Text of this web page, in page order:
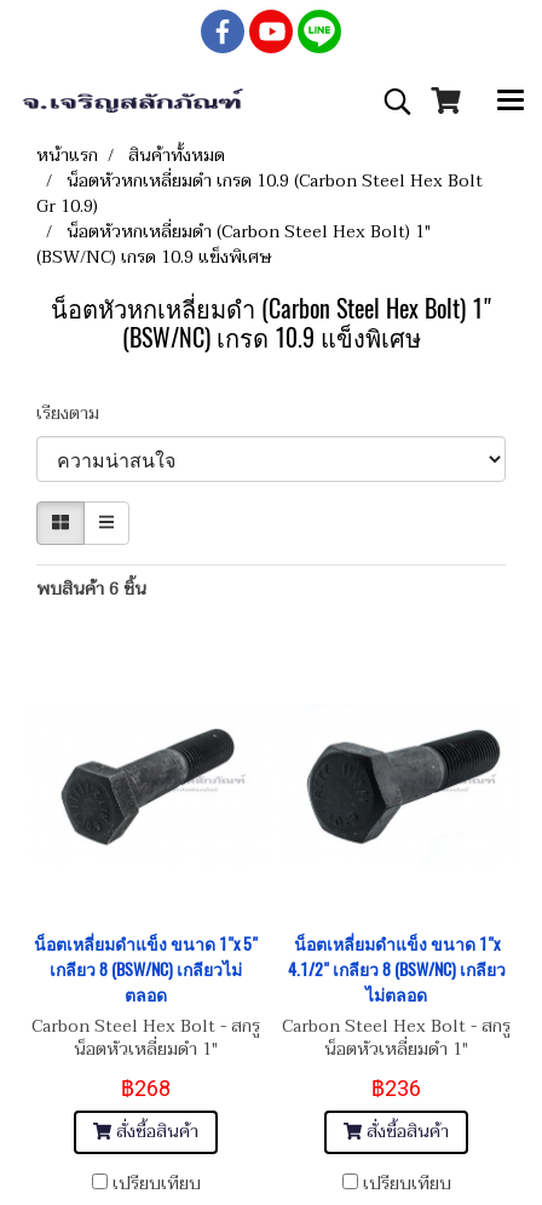
หน้าแรก
สินค้าทั้งหมด
น็อตหัวหกเหลี่ยมดำ เกรด 10.9 (Carbon Steel Hex Bolt
Gr 10.9)
น็อตหัวหกเหลี่ยมดำ (Carbon Steel Hex Bolt) 1"
(BSW/NC) เกรด 10.9 แข็งพิเศษ
น็อตหัวหกเหลี่ยมดำ (Carbon Steel Hex Bolt) 1"
(BSW/NC) เกรด 10.9 แข็งพิเศษ
เรียงตาม
พบสินค้า 6 ชิ้น
น็อตเหลี่ยมดำแข็ง ขนาด 1"x 5"
เกลียว 8 (BSW/NC) เกลียวไม่
ตลอด
Carbon Steel Hex Bolt - สกรู
น็อตหัวเหลี่ยมดำ 1"
(BSW/NC8) เกรดความแข็ง
10.9
฿268
สั่งซื้อสินค้า
เปรียบเทียบ
น็อตเหลี่ยมดำแข็ง ขนาด 1"x
4.1/2" เกลียว 8 (BSW/NC) เกลียว
ไม่ตลอด
Carbon Steel Hex Bolt - สกรู
น็อตหัวเหลี่ยมดำ 1"
(BSW/NC8) เกรดความแข็ง
10.9
฿236
สั่งซื้อสินค้า
เปรียบเทียบ